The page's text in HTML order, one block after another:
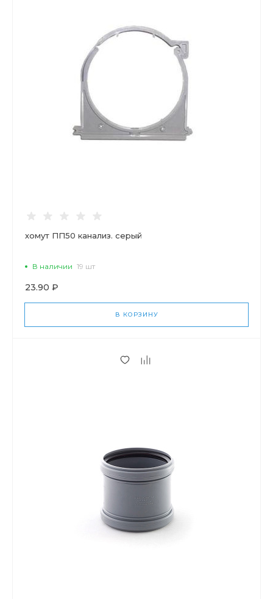
хомут ПП50 канализ. серый
В наличии 19 шт
23.90 ₽
В КОРЗИНУ